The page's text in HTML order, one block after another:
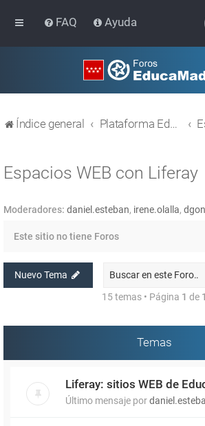
FAQ Ayuda
Índice general Plataforma Educativa EducaMadrid
Espacios WEB con Liferay
Moderadores: daniel.esteban, irene.olalla,
Este sitio no tiene Foros
Nuevo Tema
15 temas • Página 1 de 1
Temas
Liferay: sitios WEB de
Último mensaje por